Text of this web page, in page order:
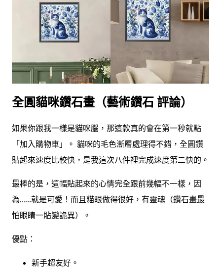
全圓貓咪鑽石畫（藝術鑽石 評論）
如果你跟我一樣是貓咪腦，那這款真的會在第一秒就點
「加入購物車」。 貓咪的毛色漸層處理得不錯，全圓鑽
貼起來速度比較快，是我這次八件裡完成速度第二快的。
最棒的是，這幅貼起來的心情完全跟前幾幅不一樣，因
為……就是可愛！而且貓眼做得很好，有靈魂（鑽石畫最
怕眼睛一貼變詭異）。
優點：
新手超友好。